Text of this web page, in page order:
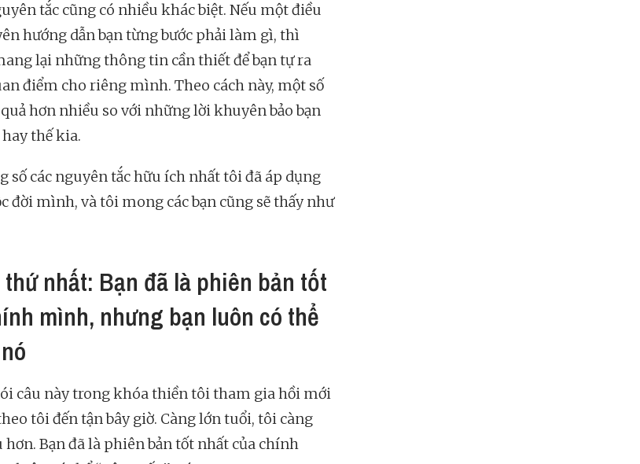
tắc cũng có nhiều khác biệt. Nếu một điều
hướng dẫn bạn từng bước phải làm gì, thì
lại những thông tin cần thiết để bạn tự ra
điểm cho riêng mình. Theo cách này, một số
hơn nhiều so với những lời khuyên bảo bạn
thế kia.
số các nguyên tắc hữu ích nhất tôi đã áp dụng
đời mình, và tôi mong các bạn cũng sẽ thấy như
nhất: Bạn đã là phiên bản tốt
mình, nhưng bạn luôn có thể
câu này trong khóa thiền tôi tham gia hồi mới
tôi đến tận bây giờ. Càng lớn tuổi, tôi càng
hơn. Bạn đã là phiên bản tốt nhất của chính